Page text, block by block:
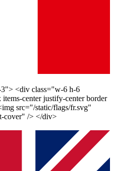
<div class="w-6 h-6
center justify-center border
src="/static/flags/fr.svg"
cover" /> </div>